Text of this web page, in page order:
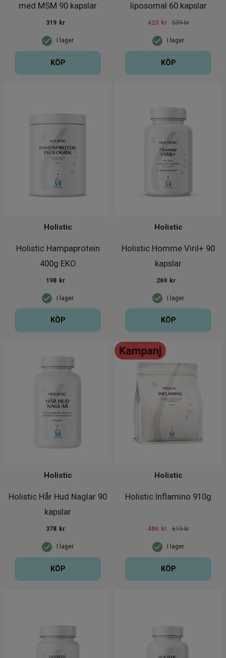
med MSM 90 kapslar
I lager
319 kr
KÖP
liposomal 60 kapslar
I lager
423 kr 539 kr
KÖP
Holistic Hampaprotein
400g EKO
Holistic
I lager
198 kr
KÖP
Holistic Homme Viril+ 90
kapslar
Holistic
I lager
269 kr
KÖP
Holistic Hår Hud Naglar 90
kapslar
Holistic
I lager
378 kr
KÖP
Holistic Inflamino 910g
Holistic
I lager
486 kr 619 kr
KÖP